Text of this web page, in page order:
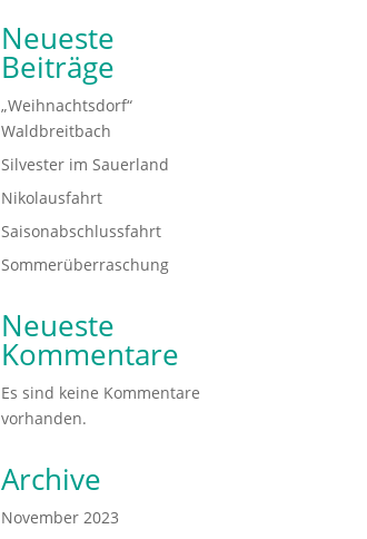
Neueste
Beiträge
„Weihnachtsdorf“
Waldbreitbach
Silvester im Sauerland
Nikolausfahrt
Saisonabschlussfahrt
Sommerüberraschung
Neueste
Kommentare
Es sind keine Kommentare
vorhanden.
Archive
November 2023